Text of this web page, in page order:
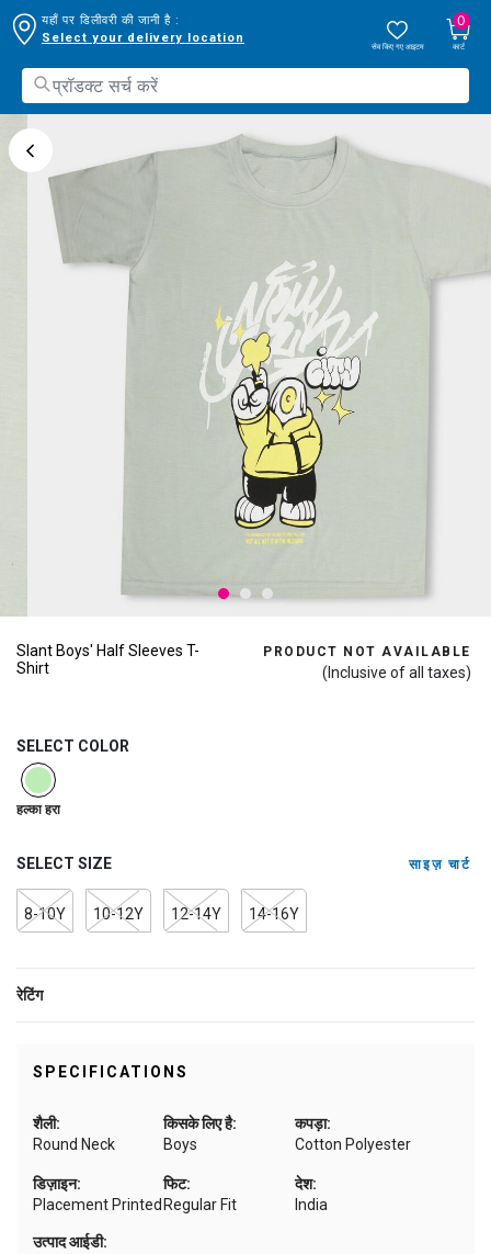
यहाँ पर डिलीवरी की जानी है :
Select your delivery location
सेव किए गए आइटम
0
कार्ट
Slant Boys' Half Sleeves T-
Shirt
PRODUCT NOT AVAILABLE
(Inclusive of all taxes)
SELECT COLOR
selected
हल्का हरा
SELECT SIZE साइज़ चार्ट
8-10Y 10-12Y 12-14Y 14-16Y
रेटिंग
SPECIFICATIONS
शैली:
Round Neck
किसके लिए है:
Boys
कपड़ा:
Cotton Polyester
डिज़ाइन:
Placement Printed
फिट:
Regular Fit
देश:
India
उत्पाद आईडी: